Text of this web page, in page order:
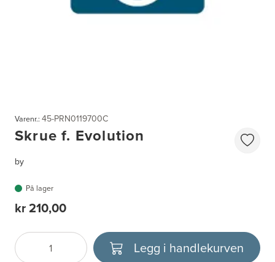
Varenr.: 45-PRN0119700C
Skrue f. Evolution
by
På lager
kr 210,00
Antall
Velg enhet Legg i handlekurven